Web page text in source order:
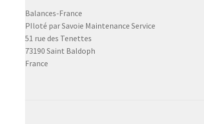
Balances-France
PIloté par Savoie Maintenance Service
51 rue des Tenettes
73190 Saint Baldoph
France